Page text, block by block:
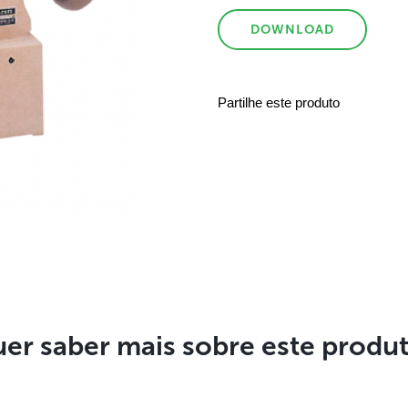
DOWNLOAD
Partilhe este produto
saber mais sobre este